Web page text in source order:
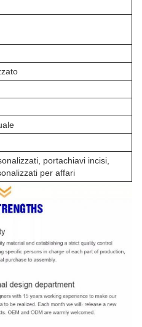
portachiavi incisi,
per affari